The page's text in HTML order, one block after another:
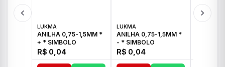
LUKMA
ANILHA 0,75-1,5MM *
+ * SIMBOLO
R$ 0,04
LUKMA
ANILHA 0,75-1,5MM *
- * SIMBOLO
R$ 0,04